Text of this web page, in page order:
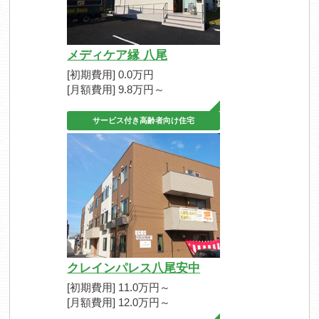
メディケア縁 八尾
[初期費用] 0.0万円
[月額費用] 9.8万円～
サービス付き高齢者向け住宅
クレインパレス八尾安中
[初期費用] 11.0万円～
[月額費用] 12.0万円～